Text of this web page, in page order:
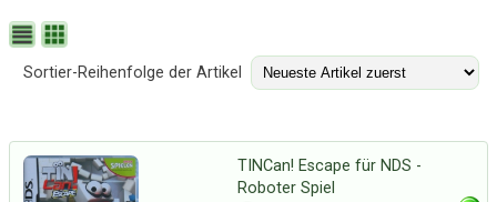
Sortier-Reihenfolge der Artikel
TINCan! Escape für NDS -
Roboter Spiel